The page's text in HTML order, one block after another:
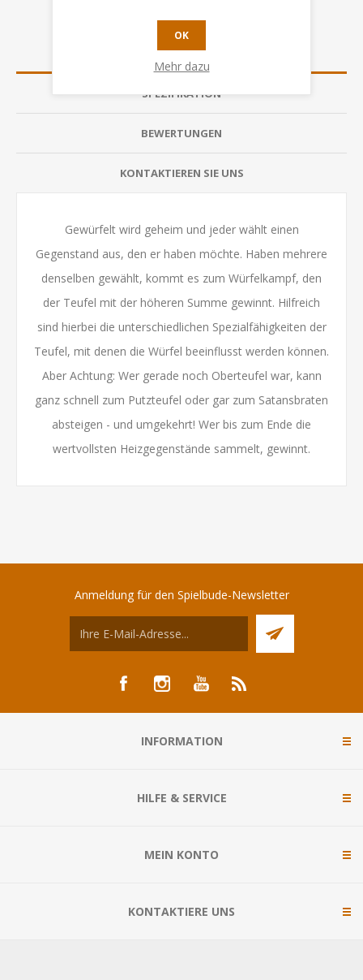
ÜBERSICHT
SPEZIFIKATION
BEWERTUNGEN
KONTAKTIEREN SIE UNS
Gewürfelt wird geheim und jeder wählt einen
Gegenstand aus, den er haben möchte. Haben mehrere
denselben gewählt, kommt es zum Würfelkampf, den
der Teufel mit der höheren Summe gewinnt. Hilfreich
sind hierbei die unterschiedlichen Spezialfähigkeiten der
Teufel, mit denen die Würfel beeinflusst werden können.
Aber Achtung: Wer gerade noch Oberteufel war, kann
ganz schnell zum Putzteufel oder gar zum Satansbraten
absteigen - und umgekehrt! Wer bis zum Ende die
wertvollsten Heizgegenstände sammelt, gewinnt.
Anmeldung für den Spielbude-Newsletter
INFORMATION
HILFE & SERVICE
MEIN KONTO
KONTAKTIERE UNS
OK
Mehr dazu